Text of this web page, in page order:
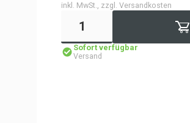
inkl. MwSt., zzgl. Versandkosten
Sofort verfügbar
Versand